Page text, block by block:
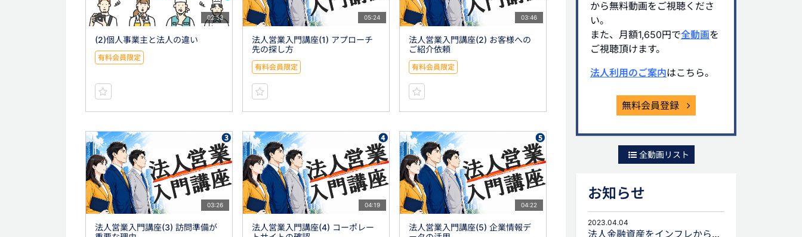
02:53
(2)個人事業主と法人の違い
有料会員限定
05:24
法人営業入門講座(1) アプローチ
先の探し方
有料会員限定
03:46
法人営業入門講座(2) お客様への
ご紹介依頼
有料会員限定
03:26
法人営業入門講座(3) 訪問準備が
04:19
法人営業入門講座(4) コーポレー
04:22
法人営業入門講座(5) 企業情報デ
から無料動画をご視聴くださ
い。
また、月額1,650円で全動画を
ご視聴頂けます。
法人利用のご案内はこちら。
無料会員登録
全動画リスト
お知らせ
2023.04.04
法人金融資産をインフレから守るための生命保険活用